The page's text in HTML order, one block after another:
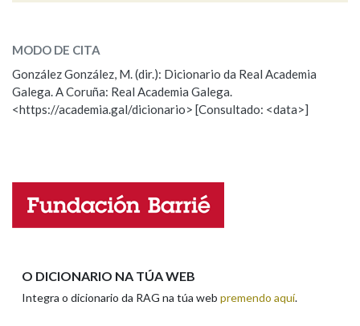
OUTRAS OPCIÓNS DE BUSCA
Pertence a
LIMPAR
ESCOLLE UNHA OPCIÓN:
Observación Hai un erro na palabra
Propoño mellorar a definición
Nome
MODO DE CITA
González González, M. (dir.): Dicionario da Real Academia
Galega. A Coruña: Real Academia Galega.
<https://academia.gal/dicionario> [Consultado: <data>]
O DICIONARIO NA TÚA WEB
Integra o dicionario da RAG na túa web premendo aquí.